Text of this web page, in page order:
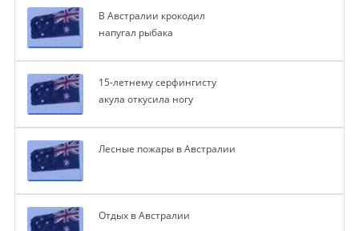
В Австралии крокодил
напугал рыбака
15-летнему серфингисту
акула откусила ногу
Лесные пожары в Австралии
Отдых в Австралии